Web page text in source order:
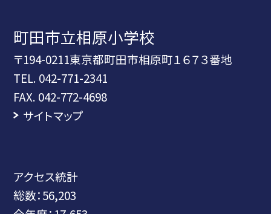
町田市立相原小学校
〒194-0211東京都町田市相原町１６７３番地
TEL. 042-771-2341
FAX. 042-772-4698
サイトマップ
アクセス統計
総数：56,203